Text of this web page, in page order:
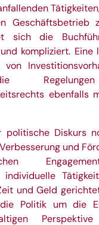
Geschäftsbetrieb
sich die
kompliziert. Eine
von
ebenfalls
politische Diskurs
und
individuelle
und Geld
Politik um die